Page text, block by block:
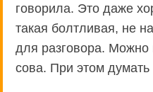
говорила. Это даже
такая болтливая, не
для разговора. Можно
сова. При этом